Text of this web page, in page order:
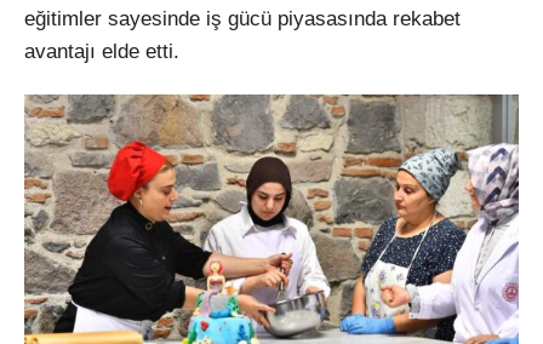
eğitimler sayesinde iş gücü piyasasında rekabet
avantajı elde etti.